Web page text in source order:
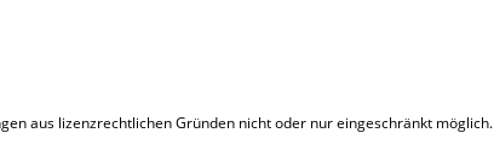
aus lizenzrechtlichen Gründen nicht oder nur eingeschränkt möglich.